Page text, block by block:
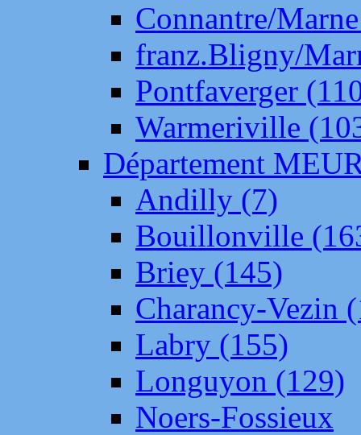
Connantre/
franz.Bligny/
Pontfaverger
Warmeriville
Département
Andilly (7)
Bouillonville
Briey (145)
Charancy-Vezin
Labry (155)
Longuyon (129)
Noers-Fossieux